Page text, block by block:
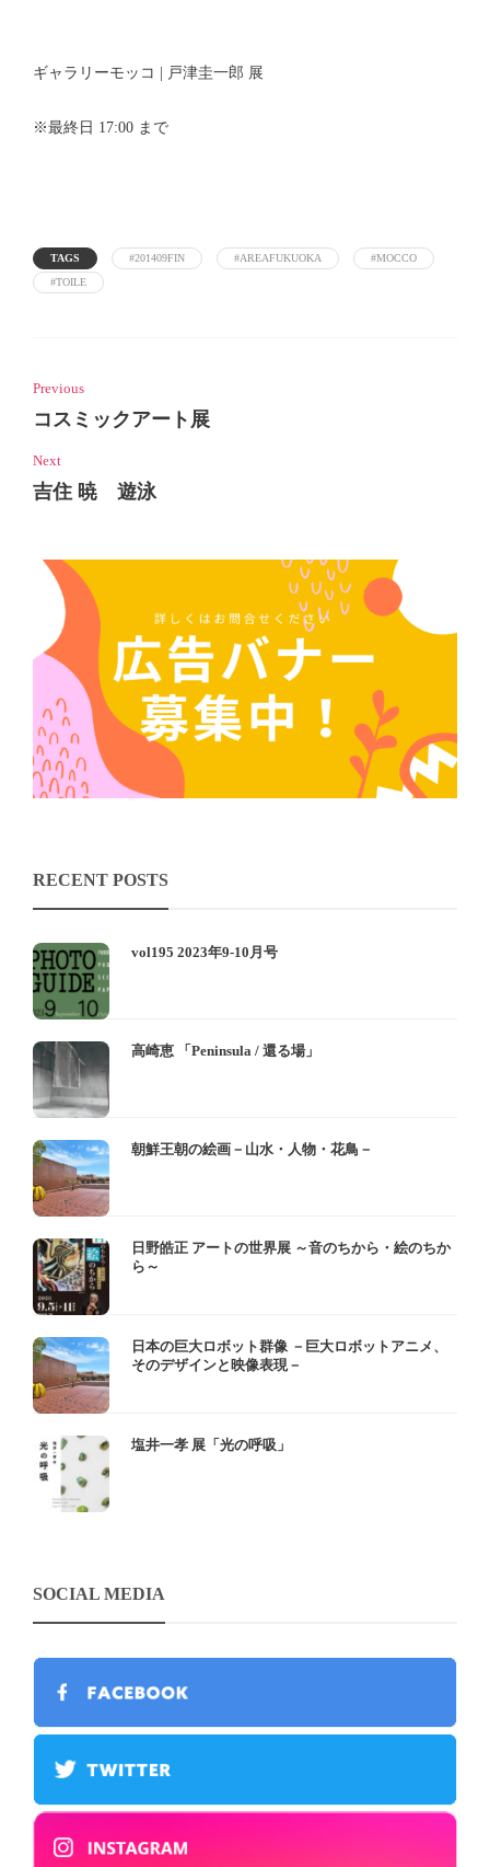
ギャラリーモッコ | 戸津圭一郎 展
※最終日 17:00 まで
TAGS #201409FIN #AREAFUKUOKA
#MOCCO
#TOILE
Previous
コスミックアート展
Next
吉住 暁 遊泳
RECENT POSTS
vol195 2023年9-10月号
高崎恵 「Peninsula / 還る場」
朝鮮王朝の絵画－山水・人物・花鳥－
日野皓正 アートの世界展 ～音のちから・絵のちか
ら～
日本の巨大ロボット群像 －巨大ロボットアニメ、
そのデザインと映像表現－
塩井一孝 展「光の呼吸」
SOCIAL MEDIA